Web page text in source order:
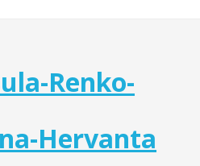
Renko-
Hervanta